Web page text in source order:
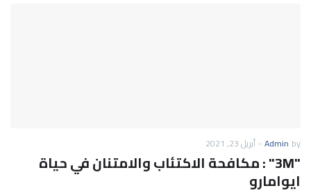
by
Admin
- أبريل 23, 2021
"3M" : مكافحة الاكتئاب والامتنان في حياة
ايوامارو